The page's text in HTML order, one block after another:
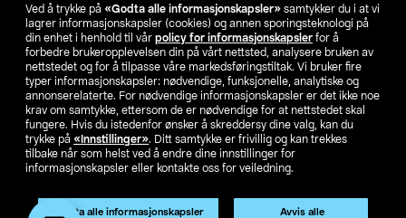
Ved å trykke på «Godta alle informasjonskapsler» samtykker du i at vi
lagrer informasjonskapsler (cookies) og annen sporingsteknologi på
din enhet i henhold til vår policy for informasjonskapsler for å
forbedre brukeropplevelsen din på vårt nettsted, analysere bruken av
nettstedet og for å tilpasse våre markedsføringstiltak. Vi bruker fire
typer informasjonskapsler: nødvendige, funksjonelle, analytiske og
annonserelaterte. For nødvendige informasjonskapsler er det ikke noe
krav om samtykke, ettersom de er nødvendige for at nettstedet skal
fungere. Hvis du istedenfor ønsker å skreddersy dine valg, kan du
trykke på «Innstillinger». Ditt samtykke er frivillig og kan trekkes
tilbake når som helst ved å endre dine innstillinger for
informasjonskapsler eller kontakte oss for veiledning.
Godta alle informasjonskapsler Avvis alle
Våre selskaper
Finn din butikk
SE NO FI
Privacy statement Medlemsvilkår Kjøpsvilkår For bedrifter